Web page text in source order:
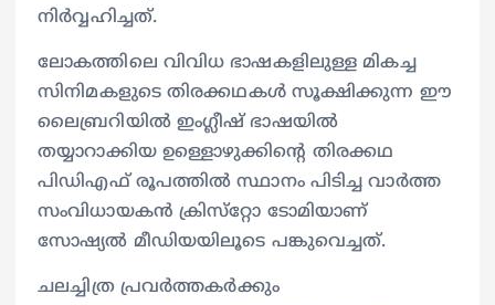
നിർവ്വഹിച്ചത്.
ലോകത്തിലെ വിവിധ ഭാഷകളിലുള്ള മികച്ച
സിനിമകളുടെ തിരക്കഥകൾ സൂക്ഷിക്കുന്ന ഈ
ലൈബ്രറിയിൽ ഇംഗ്ലീഷ് ഭാഷയിൽ
തയ്യാറാക്കിയ ഉള്ളൊഴുക്കിന്റെ തിരക്കഥ
പിഡിഎഫ് രൂപത്തിൽ സ്ഥാനം പിടിച്ച വാർത്ത
സംവിധായകൻ ക്രിസ്‌റ്റോ ടോമിയാണ്
സോഷ്യൽ മീഡിയയിലൂടെ പങ്കുവെച്ചത്.
ചലച്ചിത്ര പ്രവർത്തകർക്കും